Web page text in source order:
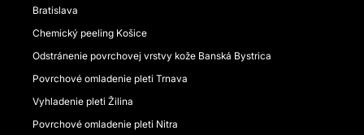
Bratislava
Chemický peeling Košice
Odstránenie povrchovej vrstvy kože Banská Bystrica
Povrchové omladenie pleti Trnava
Vyhladenie pleti Žilina
Povrchové omladenie pleti Nitra